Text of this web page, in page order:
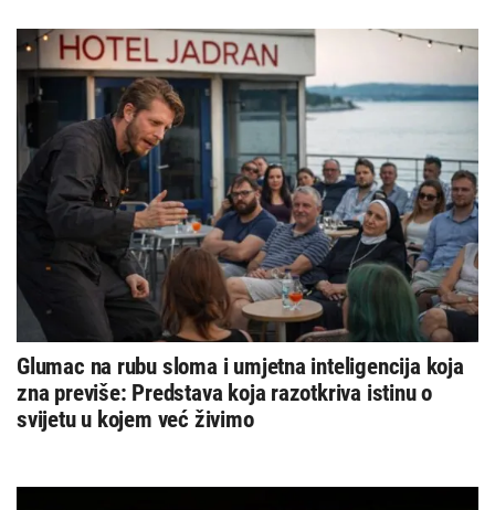
Glumac na rubu sloma i umjetna inteligencija koja
zna previše: Predstava koja razotkriva istinu o
svijetu u kojem već živimo